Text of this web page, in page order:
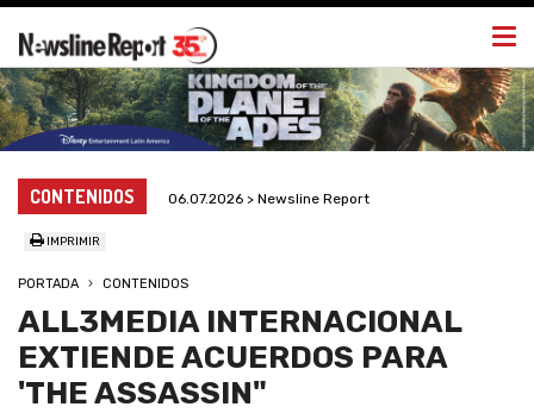
CONTENIDOS 06.07.2026 > Newsline Report
IMPRIMIR
PORTADA CONTENIDOS
ALL3MEDIA INTERNACIONAL
EXTIENDE ACUERDOS PARA
'THE ASSASSIN"